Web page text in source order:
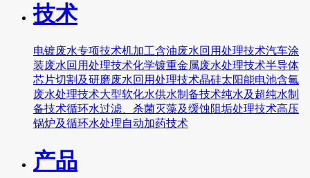
技术
电镀废水专项技术机加工含油废水回用处理技术汽车涂
装废水回用处理技术化学镀重金属废水处理技术半导体
芯片切割及研磨废水回用处理技术晶硅太阳能电池含氟
废水处理技术大型软化水供水制备技术纯水及超纯水制
备技术循环水过滤、杀菌灭藻及缓蚀阻垢处理技术高压
锅炉及循环水处理自动加药技术
产品